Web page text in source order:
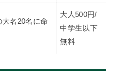
名20名に命
大人500円/
中学生以下
無料